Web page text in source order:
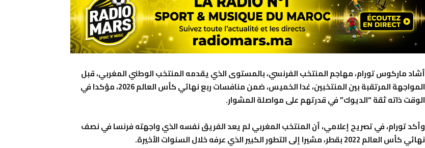
أشاد ماركوس تورام، مهاجم المنتخب الفرنسي، بالمستوى الذي يقدمه المنتخب الوطني المغربي، قبل
المواجهة المرتقبة بين المنتخبين، غدا الخميس، ضمن منافسات ربع نهائي كأس العالم 2026، مؤكدا في
الوقت ذاته ثقة “الديوك” في قدرتهم على مواصلة المشوار.
وأكد تورام، في تصريح إعلامي، أن المنتخب المغربي لم يعد الفريق نفسه الذي واجهته فرنسا في نصف
نهائي كأس العالم 2022 بقطر، مشيرا إلى التطور الكبير الذي عرفه خلال السنوات الأخيرة.